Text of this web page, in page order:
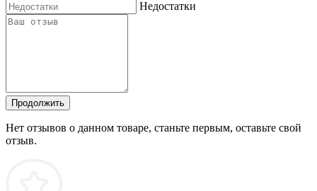
Недостатки
Продолжить
Нет отзывов о данном товаре, станьте первым, оставьте свой
отзыв.